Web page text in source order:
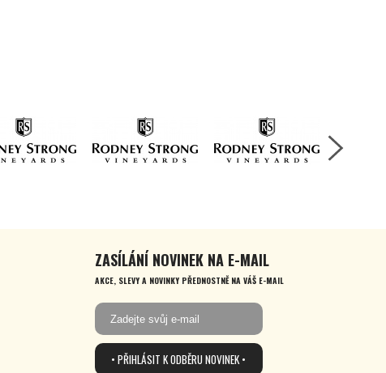
ZASÍLÁNÍ NOVINEK NA E-MAIL
AKCE, SLEVY A NOVINKY PŘEDNOSTNĚ NA VÁŠ E-MAIL
• PŘIHLÁSIT K ODBĚRU NOVINEK •